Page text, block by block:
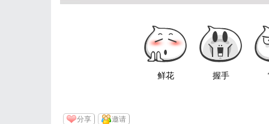
鲜花 握手
分享 邀请